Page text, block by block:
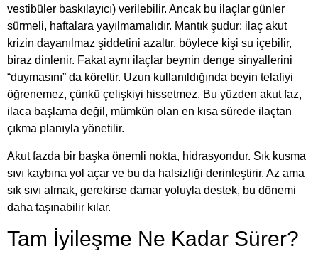
vestibüler baskılayıcı) verilebilir. Ancak bu ilaçlar günler
sürmeli, haftalara yayılmamalıdır. Mantık şudur: ilaç akut
krizin dayanılmaz şiddetini azaltır, böylece kişi su içebilir,
biraz dinlenir. Fakat aynı ilaçlar beynin denge sinyallerini
“duymasını” da köreltir. Uzun kullanıldığında beyin telafiyi
öğrenemez, çünkü çelişkiyi hissetmez. Bu yüzden akut faz,
ilaca başlama değil, mümkün olan en kısa sürede ilaçtan
çıkma planıyla yönetilir.
Akut fazda bir başka önemli nokta, hidrasyondur. Sık kusma
sıvı kaybına yol açar ve bu da halsizliği derinleştirir. Az ama
sık sıvı almak, gerekirse damar yoluyla destek, bu dönemi
daha taşınabilir kılar.
Tam İyileşme Ne Kadar Sürer?